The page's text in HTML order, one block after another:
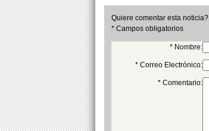
Quiere comentar esta noticia?
* Campos obligatorios
* Nombre:
* Correo Electrónico:
* Comentario: